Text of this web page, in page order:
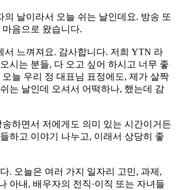
날이라서 오늘 쉬는 날인데요. 방송 또
음으로 왔습니다.
느껴져요. 감사합니다. 저희 YTN 라
시는 분들, 다 오고 싶어 하시고 너무 좋
늘 우리 정 대표님 표정에도, 제가 살짝
는 날인데 오셔서 어떡하나, 했는데 감
하면서 저에게도 의미 있는 시간이거든
하고 이야기 나누고, 이래서 상당히 좋
. 오늘은 여러 가지 일자리 고민, 과제,
아내, 배우자의 전직·이직 또는 자녀들